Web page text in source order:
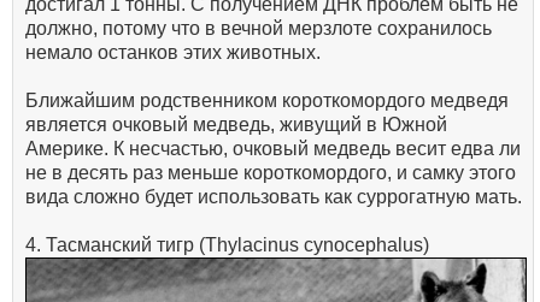
достигал 1 тонны. С получением ДНК проблем быть не
должно, потому что в вечной мерзлоте сохранилось
немало останков этих животных.
Ближайшим родственником короткомордого медведя
является очковый медведь, живущий в Южной
Америке. К несчастью, очковый медведь весит едва ли
не в десять раз меньше короткомордого, и самку этого
вида сложно будет использовать как суррогатную мать.
4. Тасманский тигр (Thylacinus cynocephalus)